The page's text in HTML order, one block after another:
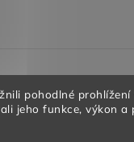
pohodlné
jeho funkce, výkon a